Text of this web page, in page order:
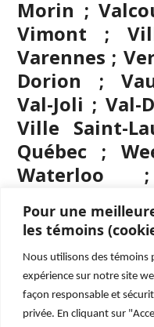
Pour une
les témoins
Nous utilisons des témoins
expérience sur notre site
façon responsable et
privée. En cliquant sur
Morin ;
Vimont ;
Varennes ;
Dorion ;
Val-Joli ; Val-
Ville Saint-
Québec ;
Waterloo
Westmount ;
Wolinak ;